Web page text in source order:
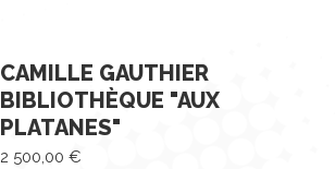
CAMILLE GAUTHIER
BIBLIOTHÈQUE "AUX
PLATANES"
2 500,00 €